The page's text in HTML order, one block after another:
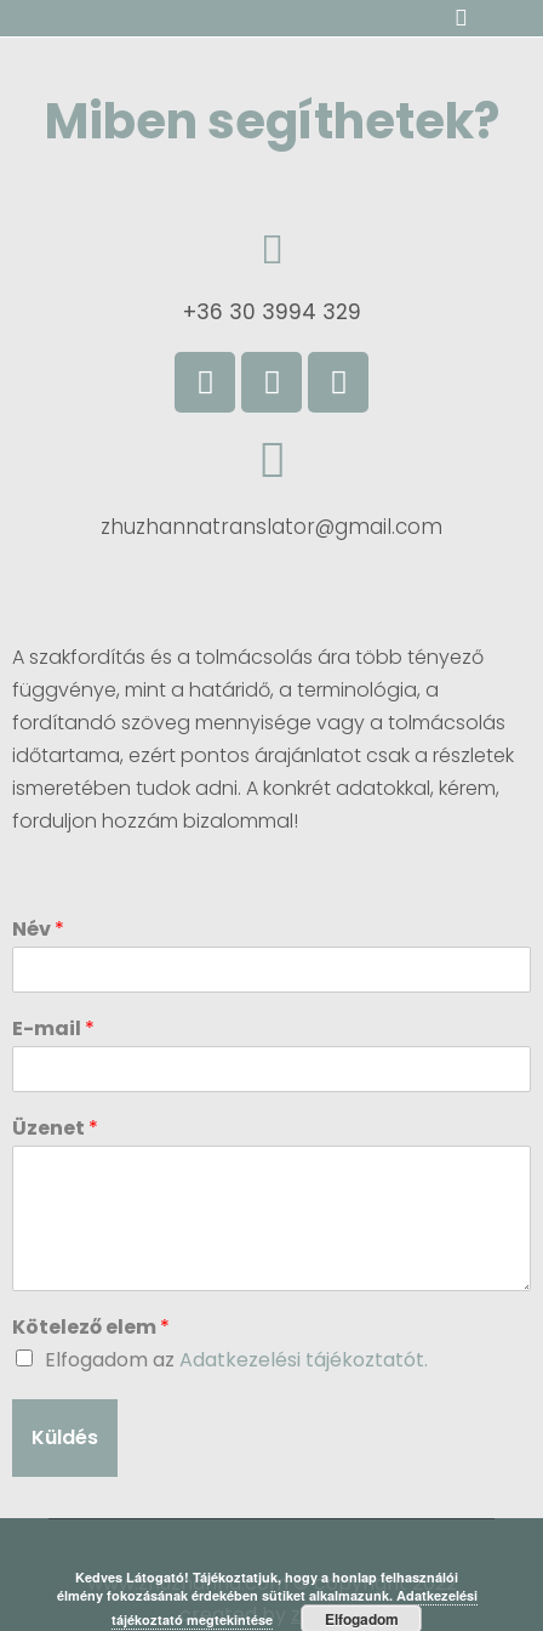
Miben segíthetek?
+36 30 3994 329
zhuzhannatranslator@gmail.com
A szakfordítás és a tolmácsolás ára több tényező
függvénye, mint a határidő, a terminológia, a
fordítandó szöveg mennyisége vagy a tolmácsolás
időtartama, ezért pontos árajánlatot csak a részletek
ismeretében tudok adni. A konkrét adatokkal, kérem,
forduljon hozzám bizalommal!
Név*
E-mail *
Üzenet *
Kötelező elem *
Elfogadom az Adatkezelési tájékoztatót.
Küldés
www.zhuzhanna.com © copyright 2022
created by
zs’anna
Kedves Látogató! Tájékoztatjuk, hogy a honlap felhasználói
élmény fokozásának érdekében sütiket alkalmazunk. Adatkezelési
tájékoztató megtekintése
Elfogadom